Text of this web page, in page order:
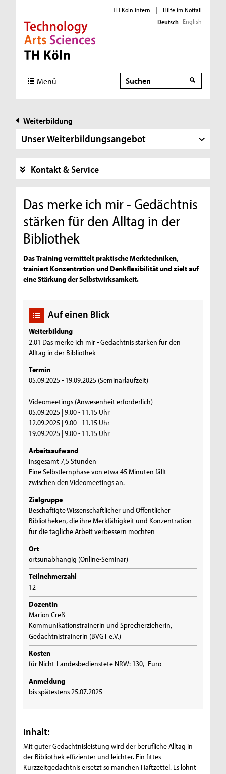
Direkt zur Hauptnavigation
Direkt zur Subnavigation
Direkt zum Inhalt
Direkt zum Fußbereich
TH Köln intern |
Hilfe im Notfall
Deutsch English
Menü Suche
Weiterbildung
Unser Weiterbildungsangebot
Kontakt & Service
Das merke ich mir - Gedächtnis
stärken für den Alltag in der
Bibliothek
Das Training vermittelt praktische Merktechniken,
trainiert Konzentration und Denkflexibilität und zielt auf
eine Stärkung der Selbstwirksamkeit.
Auf einen Blick
Weiterbildung
2.01 Das merke ich mir - Gedächtnis stärken für den
Alltag in der Bibliothek
Termin
05.09.2025 - 19.09.2025 (Seminarlaufzeit)
Videomeetings (Anwesenheit erforderlich)
05.09.2025 | 9.00 - 11.15 Uhr
12.09.2025 | 9.00 - 11.15 Uhr
19.09.2025 | 9.00 - 11.15 Uhr
Arbeitsaufwand
insgesamt 7,5 Stunden
Eine Selbstlernphase von etwa 45 Minuten fällt
zwischen den Videomeetings an.
Zielgruppe
Beschäftigte Wissenschaftlicher und Öffentlicher
Bibliotheken, die ihre Merkfähigkeit und Konzentration
für die tägliche Arbeit verbessern möchten
Ort
ortsunabhängig (Online-Seminar)
Teilnehmerzahl
12
DozentIn
Marion Creß
Kommunikationstrainerin und Sprecherzieherin,
Gedächtnistrainerin (BVGT e.V.)
Kosten
für Nicht-Landesbedienstete NRW: 130,- Euro
Anmeldung
bis spätestens 25.07.2025
Inhalt:
Mit guter Gedächtnisleistung wird der berufliche Alltag in
der Bibliothek effizienter und leichter. Ein fittes
Kurzzeitgedächtnis ersetzt so manchen Haftzettel. Es lohnt